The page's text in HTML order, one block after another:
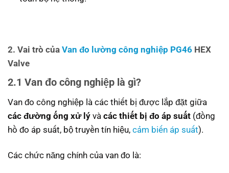
2. Vai trò của Van đo lường công nghiệp PG46 HEX
Valve
2.1 Van đo công nghiệp là gì?
Van đo công nghiệp là các thiết bị được lắp đặt giữa
các đường ống xử lý và các thiết bị đo áp suất (đồng
hồ đo áp suất, bộ truyền tín hiệu, cảm biến áp suất).
Các chức năng chính của van đo là: